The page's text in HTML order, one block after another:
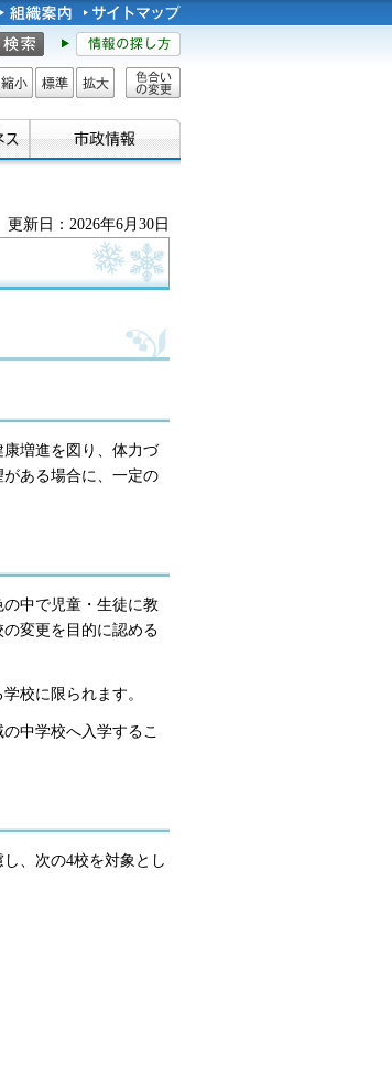
文字サイズ
縮小 標準 拡大
色合い
更新日：2026年6月30日
増進を図り、体力づ
ある場合に、一定の
中で児童・生徒に教
変更を目的に認める
校に限られます。
中学校へ入学するこ
、次の4校を対象とし